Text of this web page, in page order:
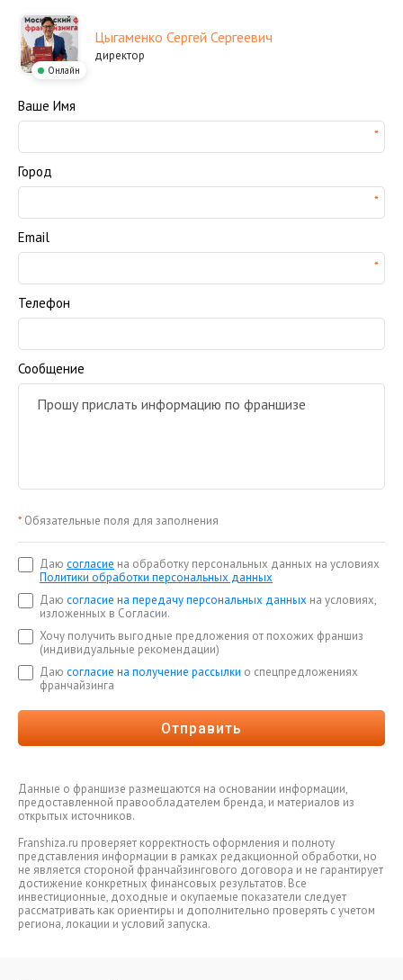
Онлайн
Цыгаменко Сергей Сергеевич
директор
Ваше Имя
Город
Email
Телефон
Сообщение
* Обязательные поля для заполнения
Даю согласие на обработку персональных данных на условиях
Политики обработки персональных данных
Даю согласие на передачу персональных данных на условиях,
изложенных в Согласии.
Хочу получить выгодные предложения от похожих франшиз
(индивидуальные рекомендации)
Даю согласие на получение рассылки о спецпредложениях
франчайзинга
Отправить
Данные о франшизе размещаются на основании информации,
предоставленной правообладателем бренда, и материалов из
открытых источников.
Franshiza.ru проверяет корректность оформления и полноту
представления информации в рамках редакционной обработки, но
не является стороной франчайзингового договора и не гарантирует
достижение конкретных финансовых результатов. Все
инвестиционные, доходные и окупаемые показатели следует
рассматривать как ориентиры и дополнительно проверять с учетом
региона, локации и условий запуска.